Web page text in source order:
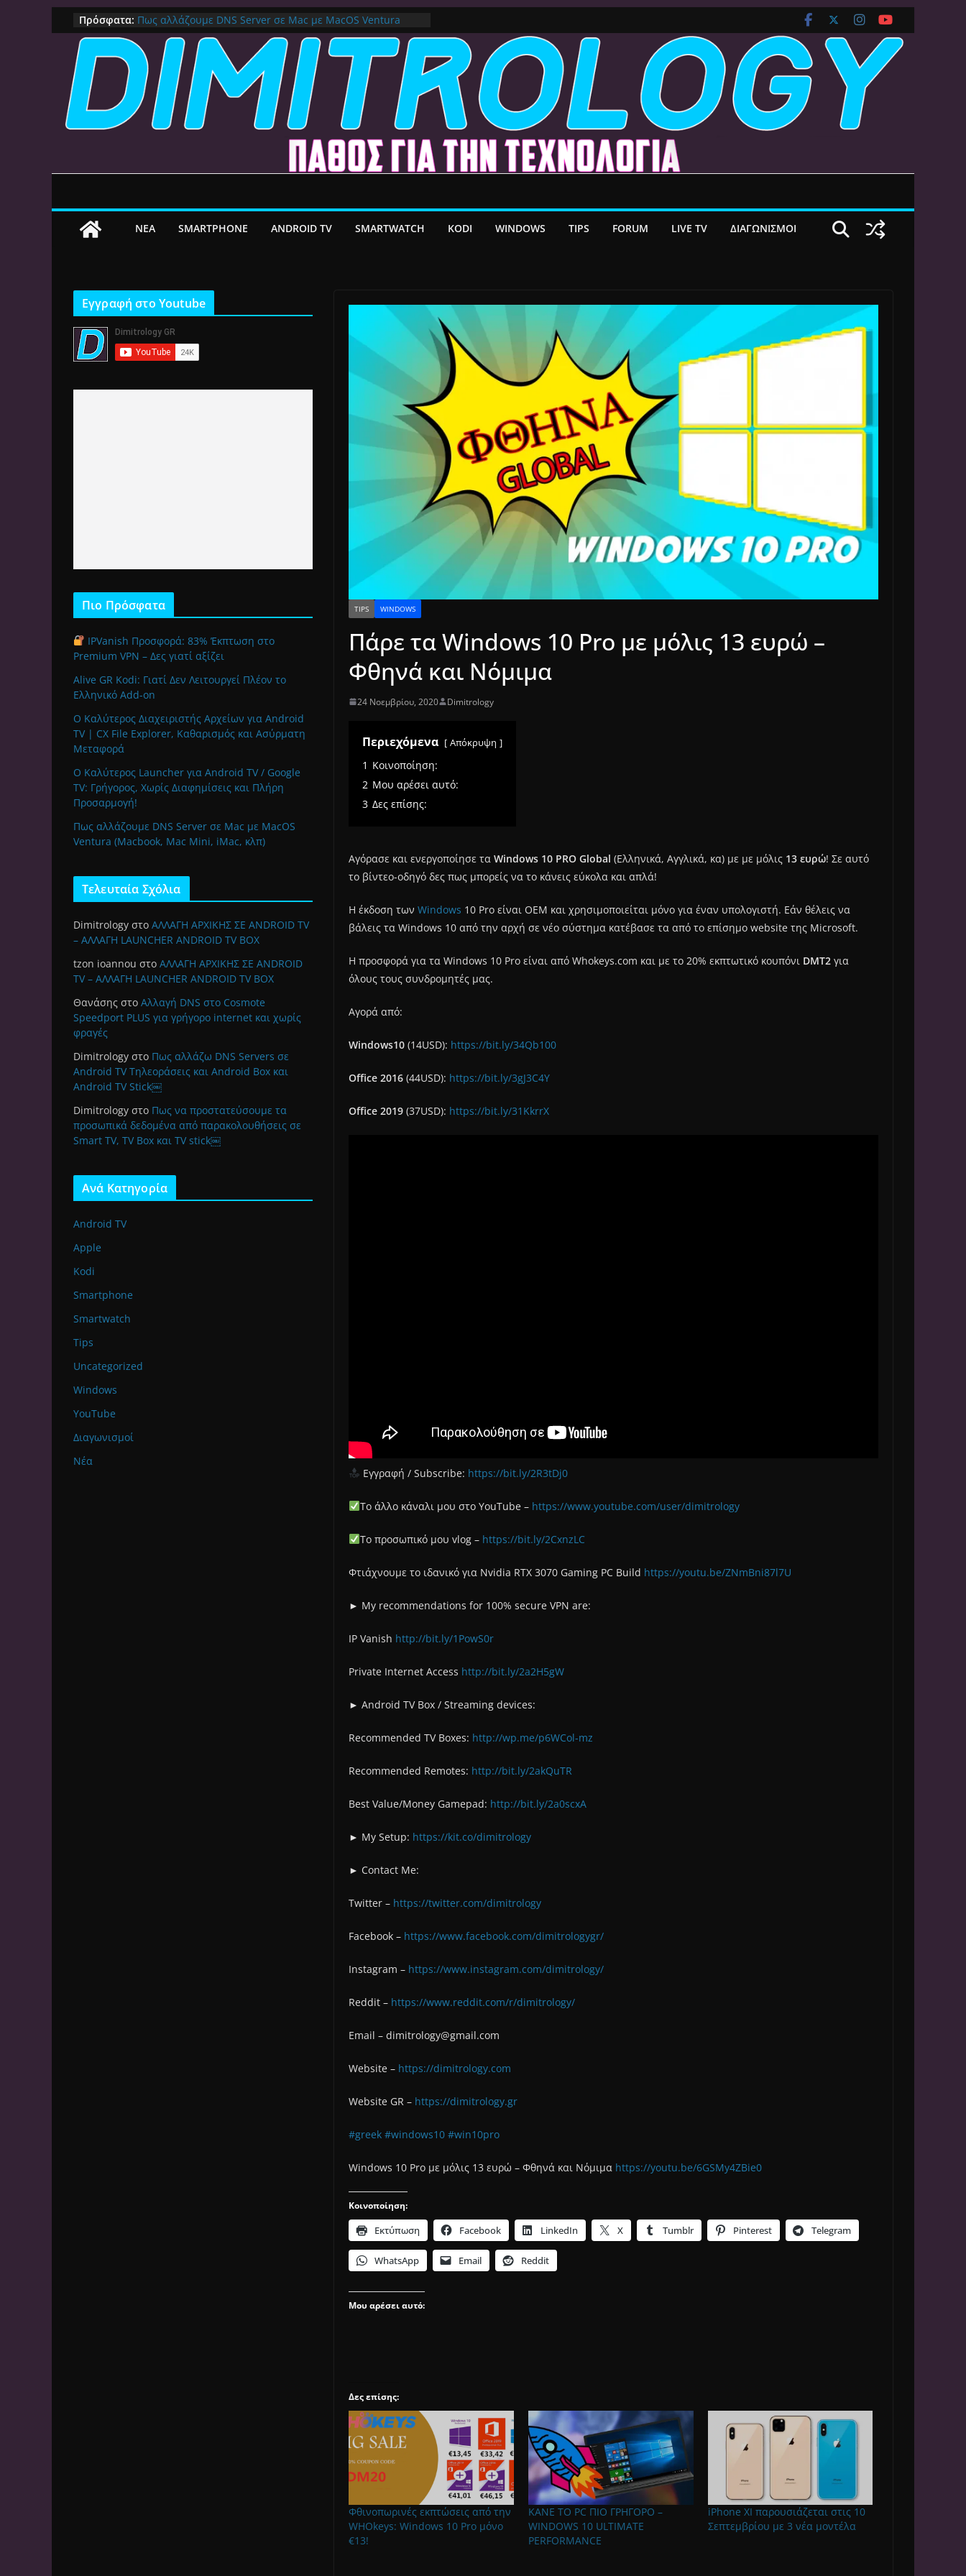
Μετάβαση
σε
περιεχόμενο
Πρόσφατα: Πως αλλάζουμε DNS Server σε Mac με MacOS Ventura
(Macbook, Mac Mini, iMac, κλπ)
IPVanish Προσφορά: 83% Έκπτωση στο Premium VPN –
Δες γιατί αξίζει
Alive GR Kodi: Γιατί Δεν Λειτουργεί Πλέον το Ελληνικό Add-
on
Ο Καλύτερος Διαχειριστής Αρχείων για Android TV | CX
File Explorer, Καθαρισμός και Ασύρματη Μεταφορά
Ο Καλύτερος Launcher για Android TV / Google TV:
Γρήγορος, Χωρίς Διαφημίσεις και Πλήρη Προσαρμογή!
ΝEA SMARTPHONE ANDROID TV SMARTWATCH KODI WINDOWS TIPS FORUM LIVE TV ΔΙΑΓΩΝΙΣΜΟΙ
TIPS WINDOWS
Πάρε τα Windows 10 Pro με μόλις 13 ευρώ –
Φθηνά και Νόμιμα
24 Νοεμβρίου, 2020 Dimitrology
Περιεχόμενα Απόκρυψη
1 Κοινοποίηση:
2 Μου αρέσει αυτό:
3 Δες επίσης:
Αγόρασε και ενεργοποίησε τα Windows 10 PRO Global (Ελληνικά, Αγγλικά, κα) με με μόλις 13 ευρώ! Σε αυτό
το βίντεο-οδηγό δες πως μπορείς να το κάνεις εύκολα και απλά!
Η έκδοση των Windows 10 Pro είναι OEM και χρησιμοποιείται μόνο για έναν υπολογιστή. Εάν θέλεις να
βάλεις τα Windows 10 από την αρχή σε νέο σύστημα κατέβασε τα από το επίσημο website της Microsoft.
Η προσφορά για τα Windows 10 Pro είναι από Whokeys.com και με το 20% εκπτωτικό κουπόνι DMT2 για
όλους τους συνδρομητές μας.
Αγορά από:
Windows10 (14USD): https://bit.ly/34Qb100
Office 2016 (44USD): https://bit.ly/3gJ3C4Y
Office 2019 (37USD): https://bit.ly/31KkrrX
Εγγραφή / Subscribe: https://bit.ly/2R3tDj0
Το άλλο κάναλι μου στο YouTube – https://www.youtube.com/user/dimitrology
Το προσωπικό μου vlog – https://bit.ly/2CxnzLC
Φτιάχνουμε το ιδανικό για Nvidia RTX 3070 Gaming PC Build https://youtu.be/ZNmBni87l7U
► My recommendations for 100% secure VPN are:
IP Vanish http://bit.ly/1PowS0r
Private Internet Access http://bit.ly/2a2H5gW
► Android TV Box / Streaming devices:
Recommended TV Boxes: http://wp.me/p6WCol-mz
Recommended Remotes: http://bit.ly/2akQuTR
Best Value/Money Gamepad: http://bit.ly/2a0scxA
► My Setup: https://kit.co/dimitrology
► Contact Me:
Twitter – https://twitter.com/dimitrology
Facebook – https://www.facebook.com/dimitrologygr/
Instagram – https://www.instagram.com/dimitrology/
Reddit – https://www.reddit.com/r/dimitrology/
Email – dimitrology@gmail.com
Website – https://dimitrology.com
Website GR – https://dimitrology.gr
#greek #windows10 #win10pro
Windows 10 Pro με μόλις 13 ευρώ – Φθηνά και Νόμιμα https://youtu.be/6GSMy4ZBie0
Κοινοποίηση:
Εκτύπωση Facebook LinkedIn X Tumblr Pinterest Telegram
WhatsApp Email Reddit
Μου αρέσει αυτό:
Δες επίσης:
Φθινοπωρινές εκπτώσεις από την
WHOkeys: Windows 10 Pro μόνο
€13!
ΚΑΝΕ ΤΟ PC ΠΙΟ ΓΡΗΓΟΡΟ –
WINDOWS 10 ULTIMATE
PERFORMANCE
iPhone XI παρουσιάζεται στις 10
Σεπτεμβρίου με 3 νέα μοντέλα
Εγγραφή στο Youtube
Πιο Πρόσφατα
IPVanish Προσφορά: 83% Έκπτωση στο
Premium VPN – Δες γιατί αξίζει
Alive GR Kodi: Γιατί Δεν Λειτουργεί Πλέον το
Ελληνικό Add-on
Ο Καλύτερος Διαχειριστής Αρχείων για Android
TV | CX File Explorer, Καθαρισμός και Ασύρματη
Μεταφορά
Ο Καλύτερος Launcher για Android TV / Google
TV: Γρήγορος, Χωρίς Διαφημίσεις και Πλήρη
Προσαρμογή!
Πως αλλάζουμε DNS Server σε Mac με MacOS
Ventura (Macbook, Mac Mini, iMac, κλπ)
Τελευταία Σχόλια
Dimitrology στο ΑΛΛΑΓΗ ΑΡΧΙΚΗΣ ΣΕ ANDROID TV
– ΑΛΛΑΓΗ LAUNCHER ANDROID TV BOX
tzon ioannou στο ΑΛΛΑΓΗ ΑΡΧΙΚΗΣ ΣΕ ANDROID
TV – ΑΛΛΑΓΗ LAUNCHER ANDROID TV BOX
Θανάσης στο Αλλαγή DNS στο Cosmote
Speedport PLUS για γρήγορο internet και χωρίς
φραγές
Dimitrology στο Πως αλλάζω DNS Servers σε
Android TV Τηλεοράσεις και Android Box και
Android TV Stick￼
Dimitrology στο Πως να προστατεύσουμε τα
προσωπικά δεδομένα από παρακολουθήσεις σε
Smart TV, TV Box και TV stick￼
Ανά Κατηγορία
Android TV
Apple
Kodi
Smartphone
Smartwatch
Tips
Uncategorized
Windows
YouTube
Διαγωνισμοί
Νέα